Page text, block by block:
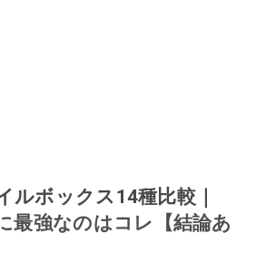
ルボックス14種比較｜
最強なのはコレ【結論あ